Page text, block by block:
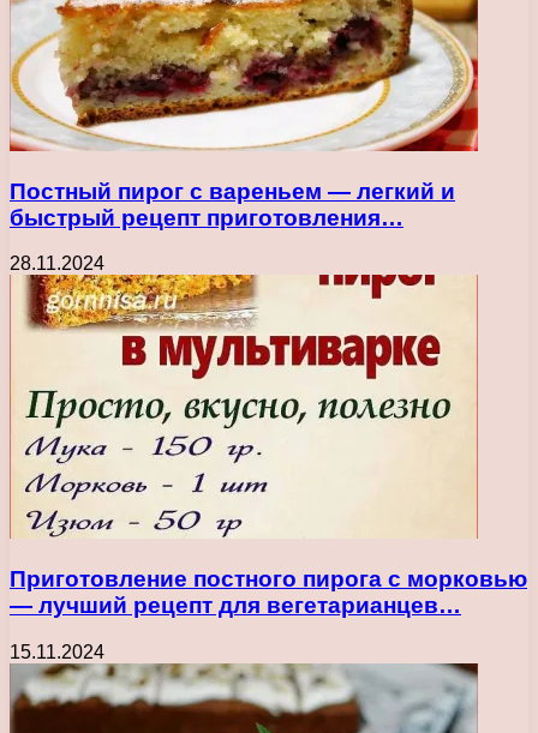
Постный пирог с вареньем — легкий и
быстрый рецепт приготовления…
28.11.2024
Приготовление постного пирога с морковью
— лучший рецепт для вегетарианцев…
15.11.2024